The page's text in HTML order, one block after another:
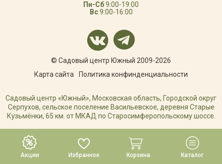
Акции Избранное Корзина Каталог
Пн-Сб9:00-19:00
Вс9:00-16:00
© Садовый центр Южный 2009-2026
Карта сайта
Политика конфинденциальности
Садовый центр «Южный», Московская область, Городской округ
Серпухов, сельское поселение Васильевское, деревня Старые
Кузьмёнки, 65 км. от МКАД по Старосимферопольскому шоссе.
РАЗРАБОТКА САЙТА